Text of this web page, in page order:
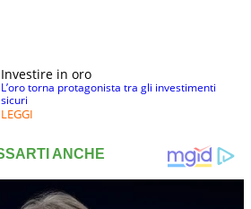
Investire in oro
L’oro torna protagonista tra gli investimenti
sicuri
LEGGI